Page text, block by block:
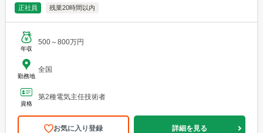
正社員 残業20時間以内
年収
500～800万円
勤務地
全国
資格
第2種電気主任技術者
お気に入り登録 詳細を見る